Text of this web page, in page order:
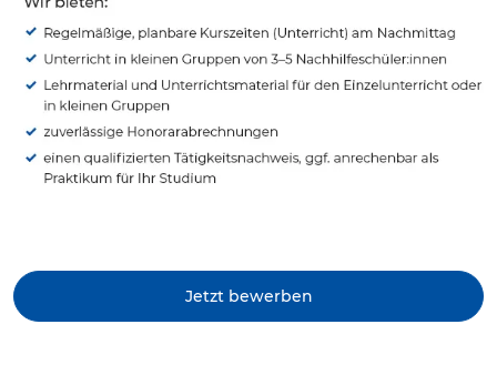
Jetzt bewerben